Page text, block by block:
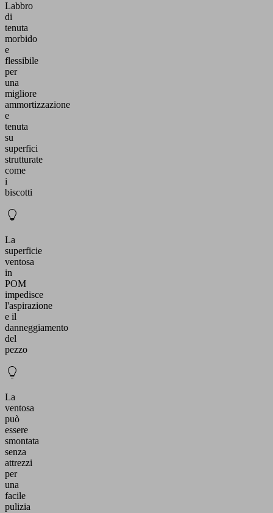
Labbro
di
tenuta
morbido
e
flessibile
per
una
migliore
ammortizzazione
e
tenuta
su
superfici
strutturate
come
i
biscotti
La
superficie
ventosa
in
POM
impedisce
l'aspirazione
e il
danneggiamento
del
pezzo
La
ventosa
può
essere
smontata
senza
attrezzi
per
una
facile
pulizia